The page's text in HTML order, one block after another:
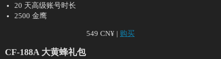
20 天高级账号时长
2500 金鹰
549 CN¥ | 购买
CF-188A 大黄蜂礼包